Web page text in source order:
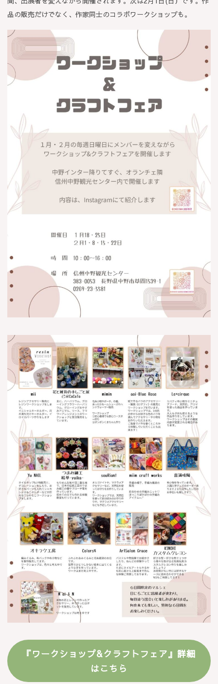
品の販売だけでなく、作家同士のコラボワークショップも。
『ワークショップ&クラフトフェア』詳細
はこちら